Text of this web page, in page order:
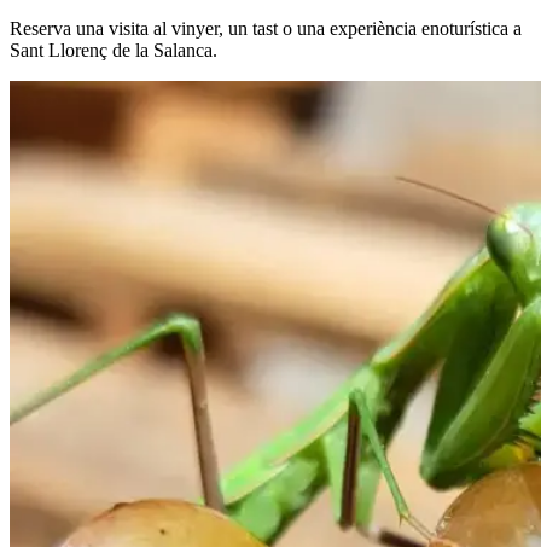
Reserva una visita al vinyer, un tast o una experiència enoturística a
Sant Llorenç de la Salanca.